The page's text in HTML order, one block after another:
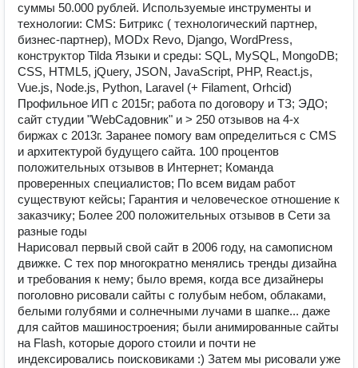
суммы 50.000 рублей. Используемые инструменты и
технологии: CMS: Битрикс ( технологический партнер,
бизнес-партнер), MODx Revo, Django, WordPress,
конструктор Tilda Языки и среды: SQL, MySQL, MongoDB;
CSS, HTML5, jQuery, JSON, JavaScript, PHP, React.js,
Vue.js, Node.js, Python, Laravel (+ Filament, Orhcid)
Профильное ИП с 2015г; работа по договору и ТЗ; ЭДО;
сайт студии "WebСадовник" и > 250 отзывов на 4-х
биржах с 2013г. Заранее помогу вам определиться с CMS
и архитектурой будущего сайта. 100 процентов
положительных отзывов в Интернет; Команда
проверенных специалистов; По всем видам работ
существуют кейсы; Гарантия и человеческое отношение к
заказчику; Более 200 положительных отзывов в Сети за
разные годы
Нарисовал первый свой сайт в 2006 году, на самописном
движке. С тех пор многократно менялись тренды дизайна
и требования к нему; было время, когда все дизайнеры
поголовно рисовали сайты с голубым небом, облаками,
белыми голубями и солнечными лучами в шапке... даже
для сайтов машиностроения; были анимированные сайты
на Flash, которые дорого стоили и почти не
индексировались поисковиками :) Затем мы рисовали уже